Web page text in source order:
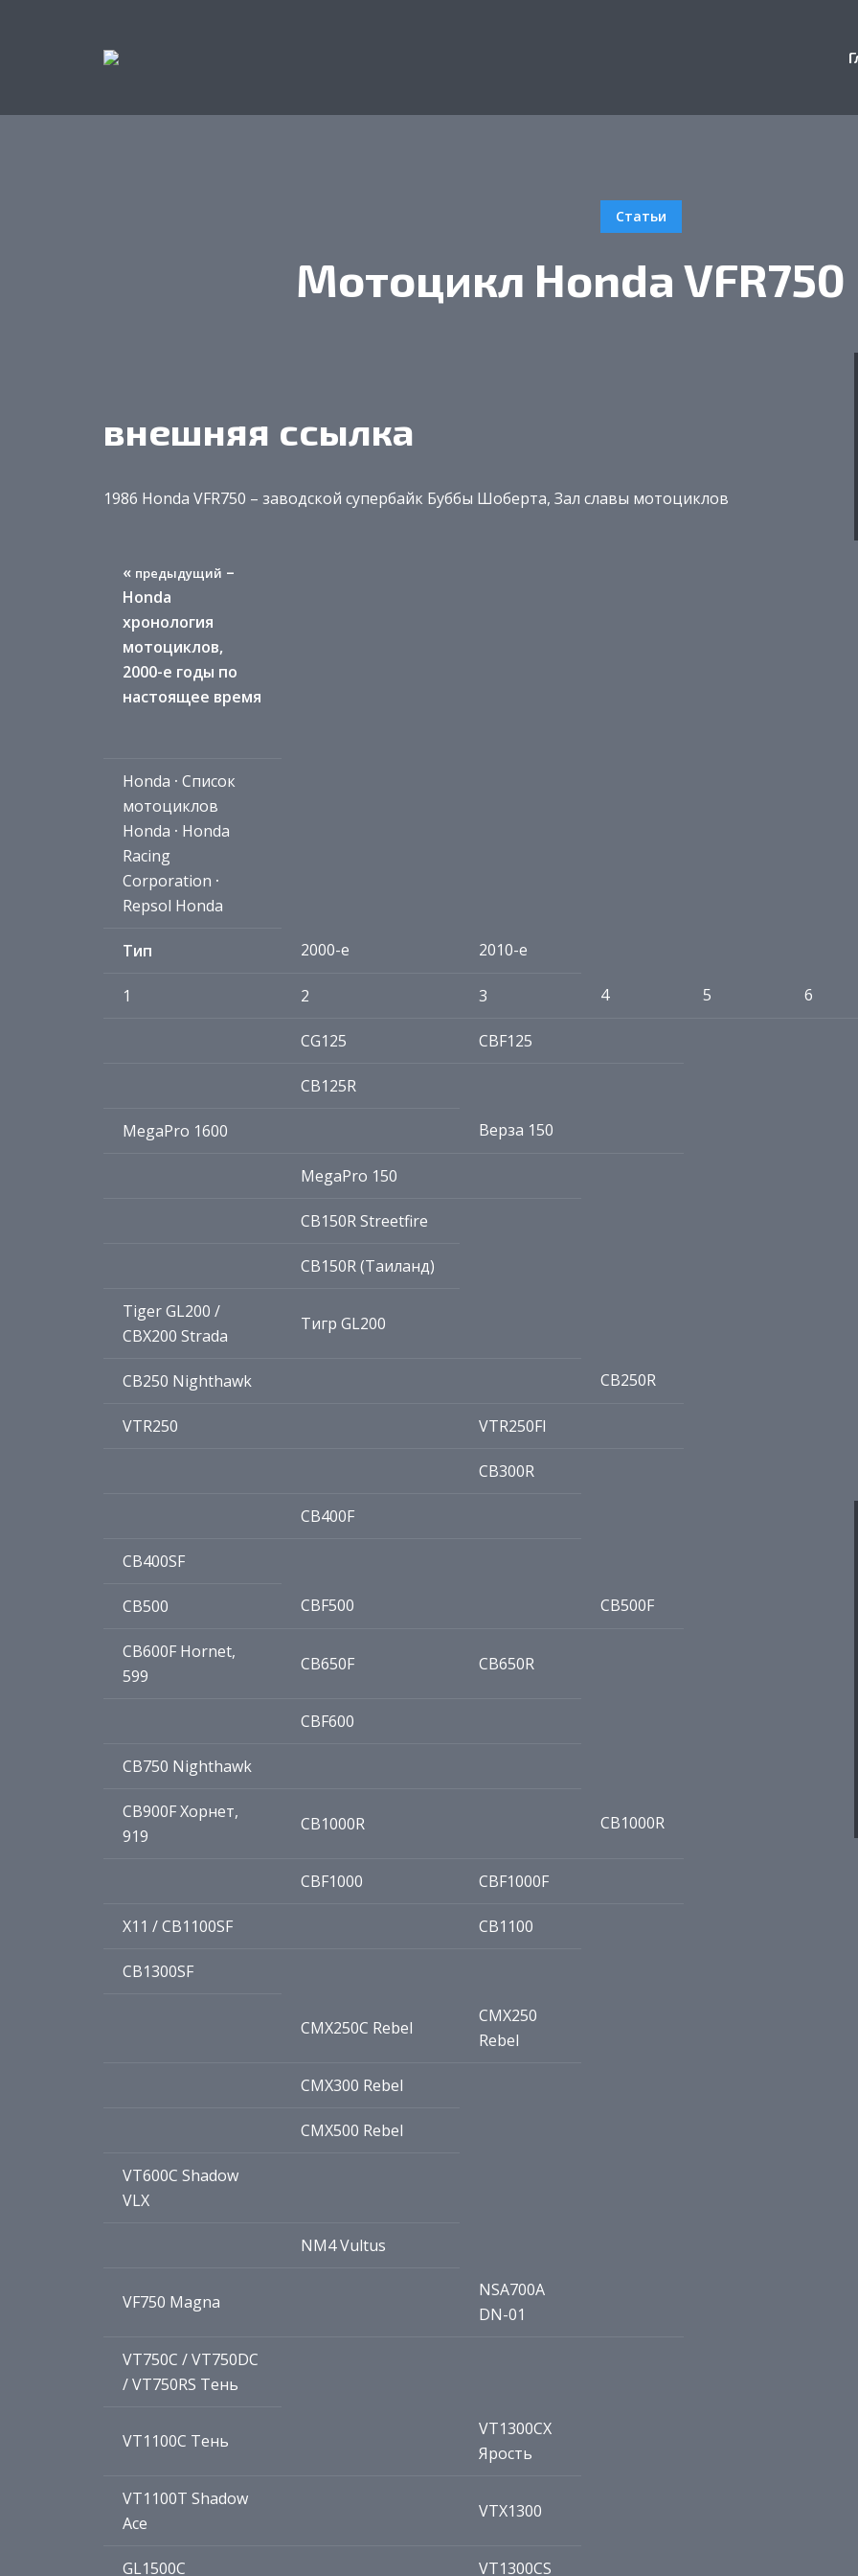
Статьи
Мотоцикл Honda VFR750
внешняя ссылка
1986 Honda VFR750 – заводской супербайк Буббы Шоберта, Зал славы мотоциклов
« предыдущий –
Honda
хронология
мотоциклов,
2000-е годы по
настоящее время
Honda · Список
мотоциклов
Honda · Honda
Racing
Corporation ·
Repsol Honda
Тип 2000-е 2010-е
1 2 3 4 5 6
CG125 CBF125
CB125R
MegaPro 1600 Верза 150
MegaPro 150
CB150R Streetfire
CB150R (Таиланд)
Tiger GL200 /
CBX200 Strada
Тигр GL200
CB250 Nighthawk CB250R
VTR250 VTR250FI
CB300R
CB400F
CB400SF
CB500 CBF500 CB500F
CB600F Hornet,
599
CB650F CB650R
CBF600
CB750 Nighthawk
CB900F Хорнет,
919
CB1000R CB1000R
CBF1000 CBF1000F
X11 / CB1100SF CB1100
CB1300SF
CMX250C Rebel
CMX250
Rebel
CMX300 Rebel
CMX500 Rebel
VT600C Shadow
VLX
NM4 Vultus
VF750 Magna
NSA700A
DN-01
VT750C / VT750DC
/ VT750RS Тень
VT1100C Тень
VT1300CX
Ярость
VT1100T Shadow
Ace
VTX1300
GL1500C VT1300CS